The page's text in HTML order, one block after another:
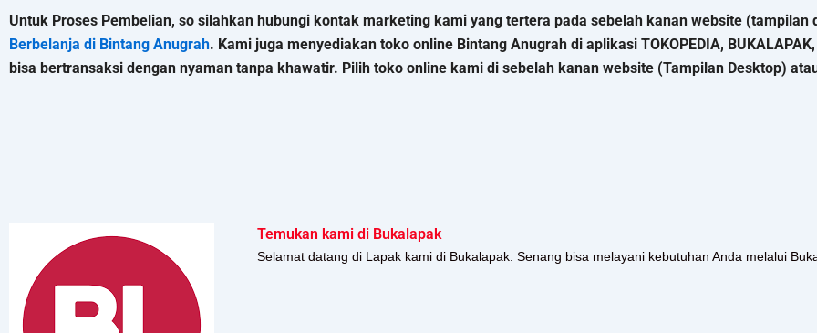
Untuk Proses Pembelian, so silahkan hubungi kontak marketing kami yang tertera pada sebelah kanan website
Berbelanja di Bintang Anugrah. Kami juga menyediakan toko online Bintang Anugrah di aplikasi TOKOPEDIA,
bisa bertransaksi dengan nyaman tanpa khawatir. Pilih toko online kami di sebelah kanan website (Tampilan Desktop)
Temukan kami di Bukalapak
Selamat datang di Lapak kami di Bukalapak. Senang bisa melayani kebutuhan Anda melalui